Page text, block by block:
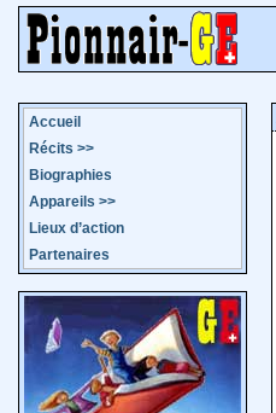
Accueil
Récits >>
Biographies
Appareils >>
Lieux d’action
Partenaires